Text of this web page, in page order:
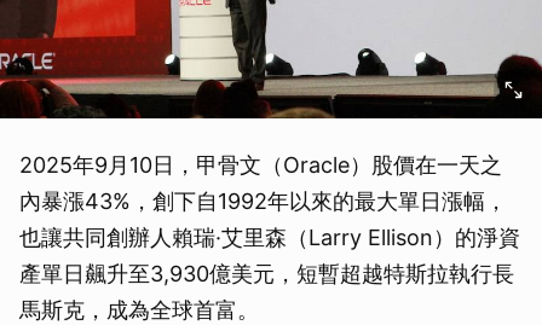
2025年9月10日，甲骨文（Oracle）股價在一天之
內暴漲43%，創下自1992年以來的最大單日漲幅，
也讓共同創辦人賴瑞·艾里森（Larry Ellison）的淨資
產單日飆升至3,930億美元，短暫超越特斯拉執行長
馬斯克，成為全球首富。